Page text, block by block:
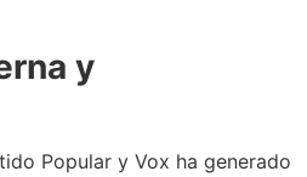
y
Popular y Vox ha generado